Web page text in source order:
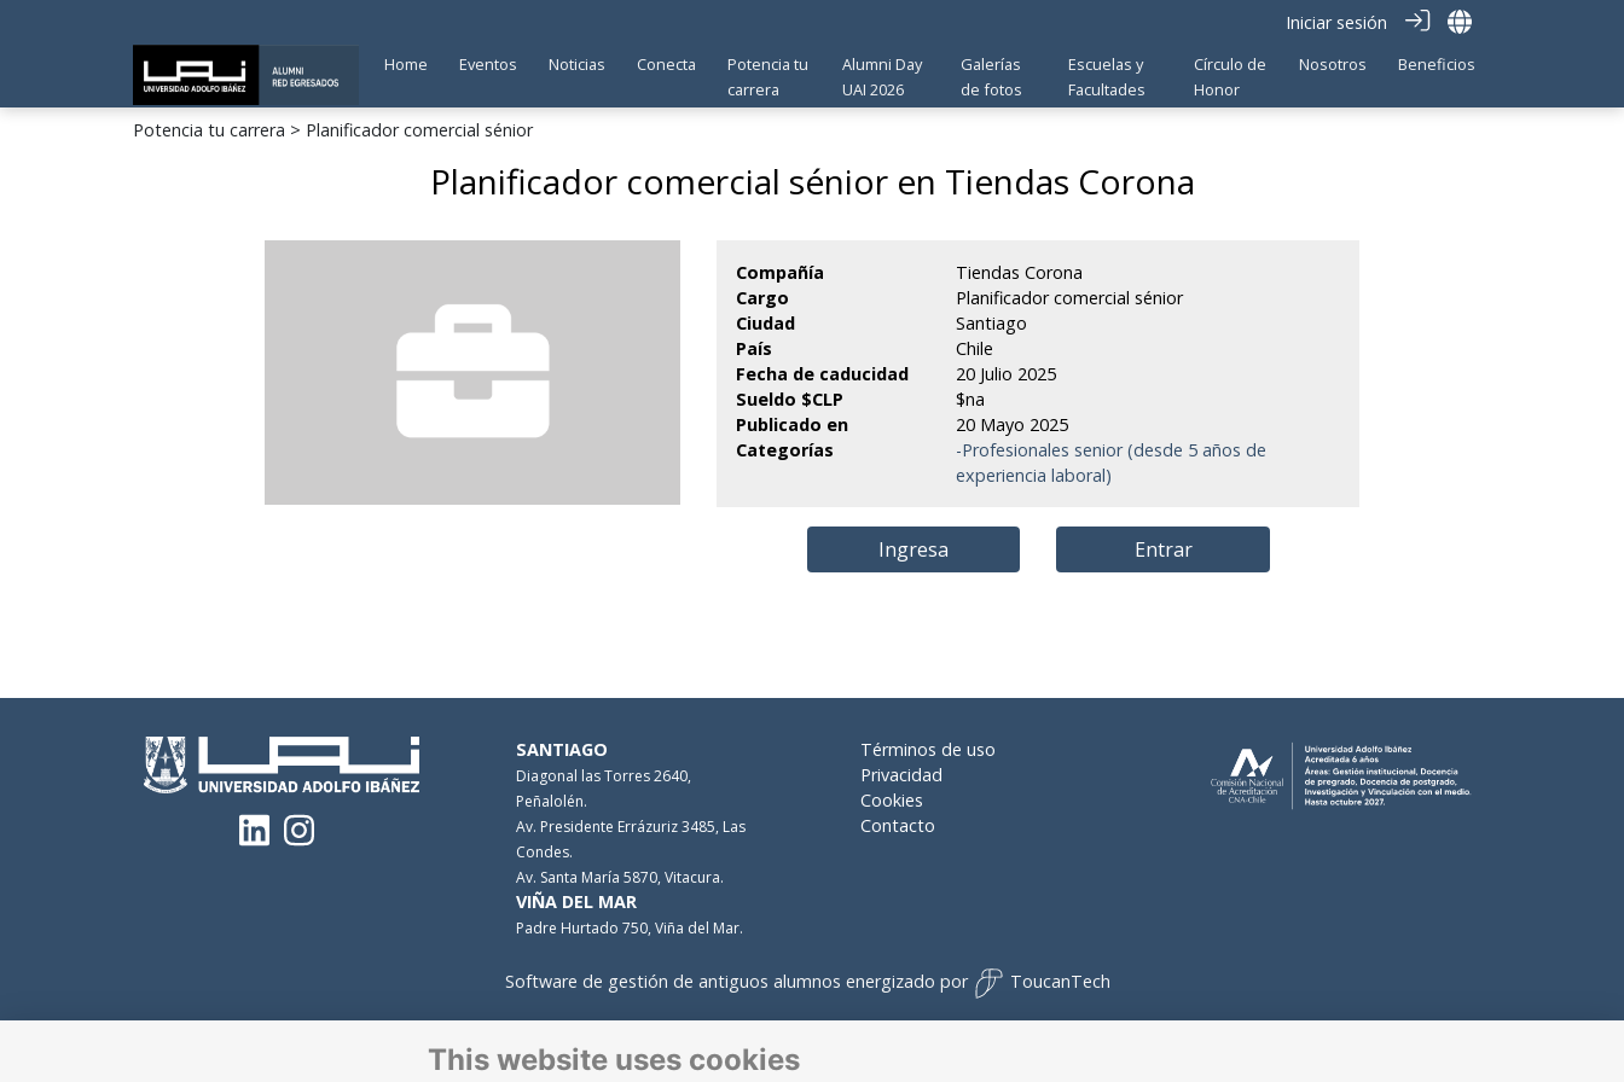
Iniciar sesión
Home Eventos Noticias Conecta
Potencia tu
carrera
Alumni Day
UAI 2026
Galerías
de fotos
Escuelas y
Facultades
Círculo de
Honor
Nosotros Beneficios
Potencia tu carrera > Planificador comercial sénior
Planificador comercial sénior en Tiendas Corona
Compañía
Tiendas Corona
Cargo
Planificador comercial sénior
Ciudad
Santiago
País
Chile
Fecha de caducidad
20 Julio 2025
Sueldo $CLP
$na
Publicado en
20 Mayo 2025
Categorías
-Profesionales senior (desde 5 años de
experiencia laboral)
Ingresa Entrar
SANTIAGO
Diagonal las Torres 2640,
Peñalolén.
Av. Presidente Errázuriz 3485, Las
Condes.
Av. Santa María 5870, Vitacura.
VIÑA DEL MAR
Padre Hurtado 750, Viña del Mar.
Términos de uso
Privacidad
Cookies
Contacto
Software de gestión de antiguos alumnos energizado por ToucanTech
This website uses cookies